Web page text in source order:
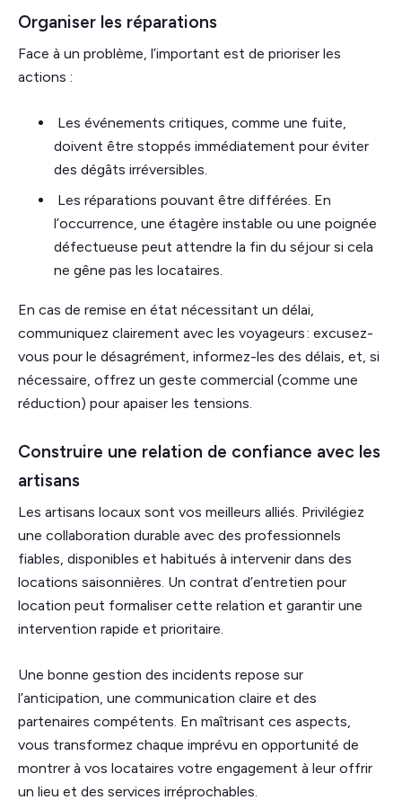
Organiser les réparations
Face à un problème, l’important est de prioriser les
actions :
Les événements critiques, comme une fuite,
doivent être stoppés immédiatement pour éviter
des dégâts irréversibles.
Les réparations pouvant être différées. En
l’occurrence, une étagère instable ou une poignée
défectueuse peut attendre la fin du séjour si cela
ne gêne pas les locataires.
En cas de remise en état nécessitant un délai,
communiquez clairement avec les voyageurs : excusez-
vous pour le désagrément, informez-les des délais, et, si
nécessaire, offrez un geste commercial (comme une
réduction) pour apaiser les tensions.
Construire une relation de confiance avec les
artisans
Les artisans locaux sont vos meilleurs alliés. Privilégiez
une collaboration durable avec des professionnels
fiables, disponibles et habitués à intervenir dans des
locations saisonnières. Un contrat d’entretien pour
location peut formaliser cette relation et garantir une
intervention rapide et prioritaire.
Une bonne gestion des incidents repose sur
l’anticipation, une communication claire et des
partenaires compétents. En maîtrisant ces aspects,
vous transformez chaque imprévu en opportunité de
montrer à vos locataires votre engagement à leur offrir
un lieu et des services irréprochables.